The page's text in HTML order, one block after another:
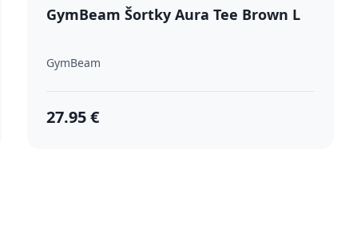
GymBeam Šortky Aura Tee Brown L
GymBeam
27.95 €